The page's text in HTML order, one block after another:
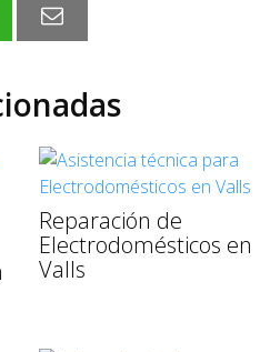
Reparación de
Electrodomésticos en
Valls